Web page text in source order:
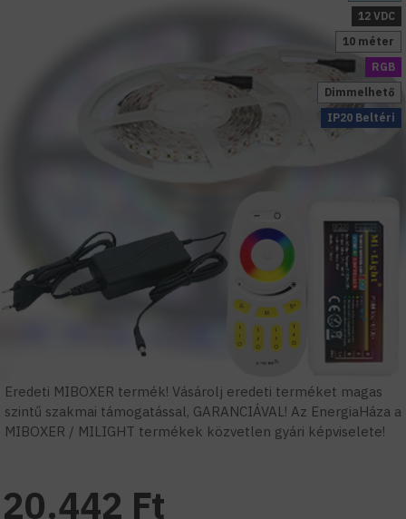
RGB
IP20 Beltéri
12 VDC
Dimmelhető
10 méter
Eredeti MIBOXER termék! Vásárolj eredeti terméket magas
szintű szakmai támogatással, GARANCIÁVAL! Az EnergiaHáza a
MIBOXER / MILIGHT termékek közvetlen gyári képviselete!
20.442 Ft